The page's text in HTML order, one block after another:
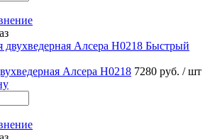
Быстрый
Алсера H0218 7280 руб. / шт